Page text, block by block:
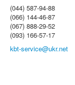
(044) 587-94-88
(066) 144-46-87
(067) 888-29-52
(093) 166-57-17
kbt-service@ukr.net